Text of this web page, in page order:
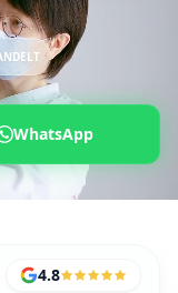
WhatsApp
4.8